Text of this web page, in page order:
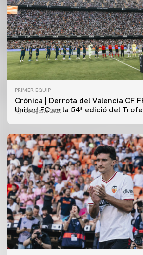
PRIMER EQUIP
Crónica | Derrota del Valencia CF
United FC en la 54ª edició del
08 agosto 2026